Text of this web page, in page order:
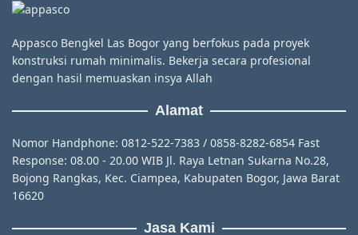
Appasco Bengkel Las Bogor yang berfokus pada proyek
konstruksi rumah minimalis. Bekerja secara profesional
dengan hasil memuaskan insya Allah
Alamat
Nomor Handphone: 0812-522-7383 / 0858-8282-6854 Fast
Response: 08.00 - 20.00 WIB Jl. Raya Letnan Sukarna No.28,
Bojong Rangkas, Kec. Ciampea, Kabupaten Bogor, Jawa Barat
16620
Jasa Kami